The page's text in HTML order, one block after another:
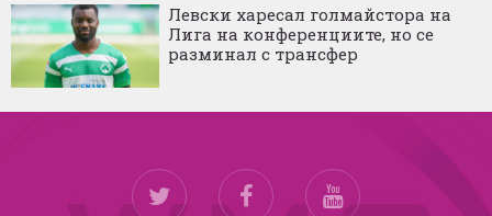
Левски харесал голмайстора на
Лига на конференциите, но се
разминал с трансфер